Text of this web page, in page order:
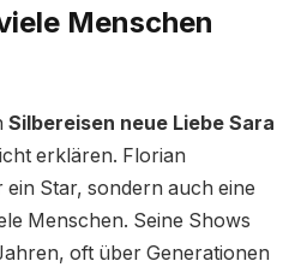
Menschen
Silbereisen neue Liebe Sara
erklären. Florian
Star, sondern auch eine
Menschen. Seine Shows
oft über Generationen